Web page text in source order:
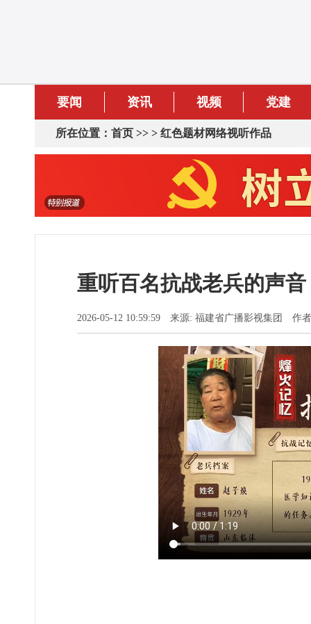
要闻 资讯 视频 党建
所在位置： 首页 >> > 红色题材网络视听作品
重听百名抗战老兵的声
2026-05-12 10:59:59 来源: 福建省广播影视集团 作